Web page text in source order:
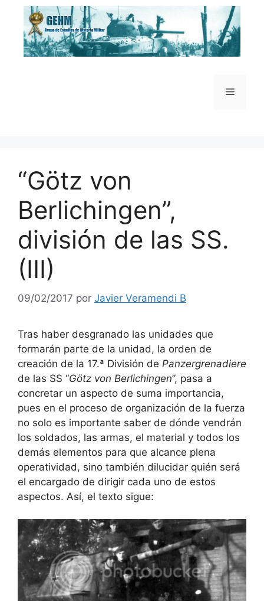
Saltar
contenido
Menú
“Götz von
Berlichingen”,
división de las SS.
(III)
09/02/2017 por Javier Veramendi B
Tras haber desgranado las unidades que
formarán parte de la unidad, la orden de
creación de la 17.ª División de Panzergrenadiere
de las SS “Götz von Berlichingen”, pasa a
concretar un aspecto de suma importancia,
pues en el proceso de organización de la fuerza
no solo es importante saber de dónde vendrán
los soldados, las armas, el material y todos los
demás elementos para que alcance plena
operatividad, sino también dilucidar quién será
el encargado de dirigir cada uno de estos
aspectos. Así, el texto sigue: